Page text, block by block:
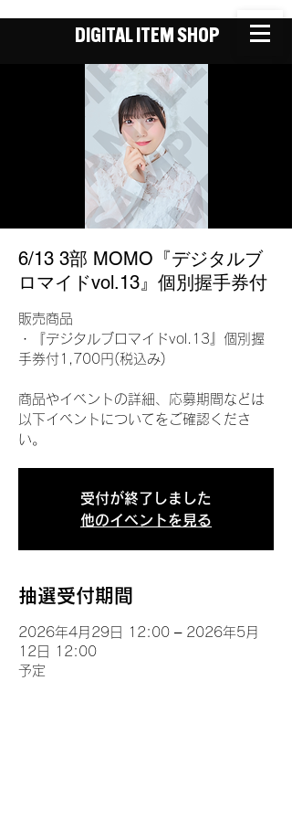
DIGITAL ITEM SHOP
6/13 3部 MOMO『デジタルブ
ロマイドvol.13』個別握手券付
販売商品
・『デジタルブロマイドvol.13』個別握
手券付1,700円(税込み)
商品やイベントの詳細、応募期間などは
以下イベントについてをご確認くださ
い。
受付が終了しました
他のイベントを見る
抽選受付期間
2026年4月29日 12:00 – 2026年5月
12日 12:00
予定